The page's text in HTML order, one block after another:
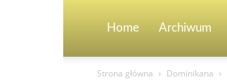
Home Archiwum
Strona główna Dominikana